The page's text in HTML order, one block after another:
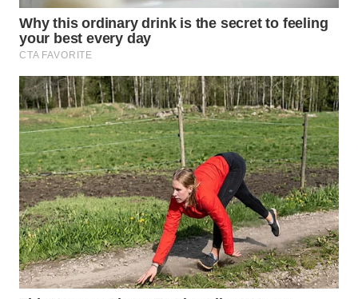
WAHANA
TV
WAHANANEWS
ID
WAHANANEWS
CO ID
WAHANANEWS
NET
WAHANA
SPORT